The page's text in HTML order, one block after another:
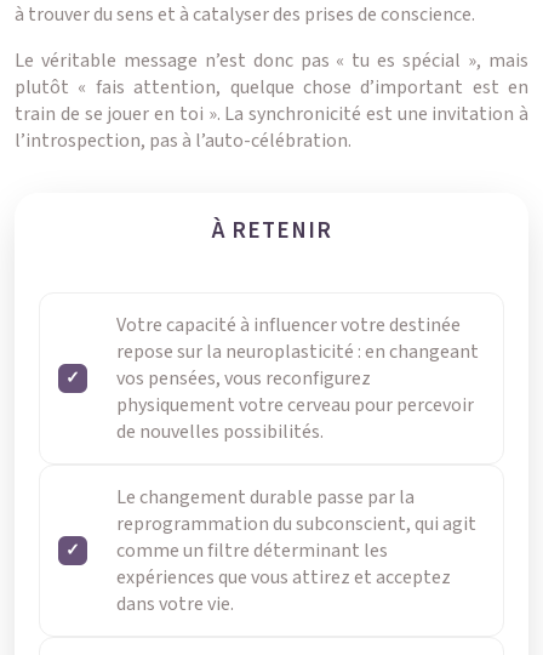
à trouver du sens et à catalyser des prises de conscience.
Le véritable message n’est donc pas « tu es spécial », mais
plutôt « fais attention, quelque chose d’important est en
train de se jouer en toi ». La synchronicité est une invitation à
l’introspection, pas à l’auto-célébration.
À RETENIR
Votre capacité à influencer votre destinée
repose sur la neuroplasticité : en changeant
vos pensées, vous reconfigurez
physiquement votre cerveau pour percevoir
de nouvelles possibilités.
Le changement durable passe par la
reprogrammation du subconscient, qui agit
comme un filtre déterminant les
expériences que vous attirez et acceptez
dans votre vie.